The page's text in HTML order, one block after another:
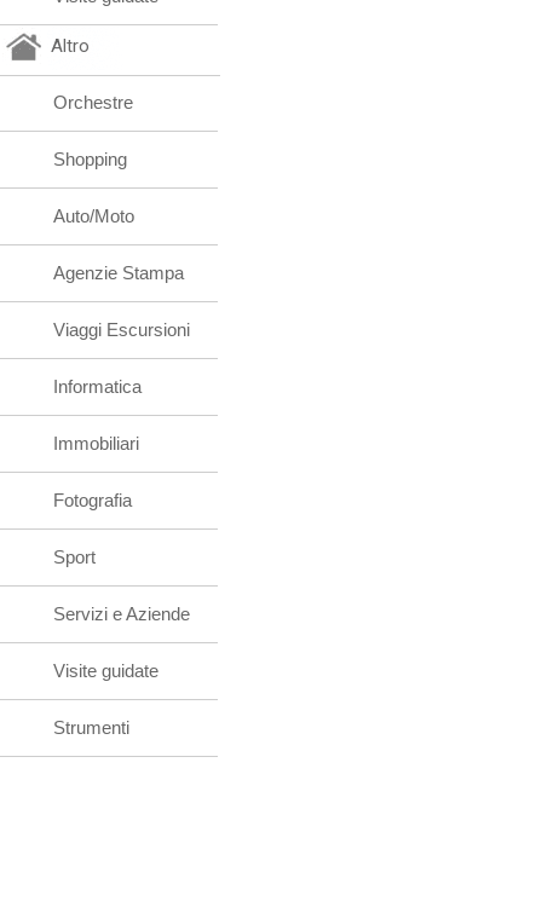
Altro
Orchestre
Shopping
Auto/Moto
Agenzie Stampa
Viaggi Escursioni
Informatica
Immobiliari
Fotografia
Sport
Servizi e Aziende
Visite guidate
Strumenti